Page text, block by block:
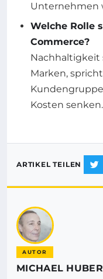
Unternehmen
Welche Rolle
Commerce?
Marken,
Kosten senken.
ARTIKEL TEILEN
AUTOR
MICHAEL HUBER